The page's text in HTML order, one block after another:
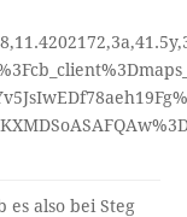
es also bei Steg